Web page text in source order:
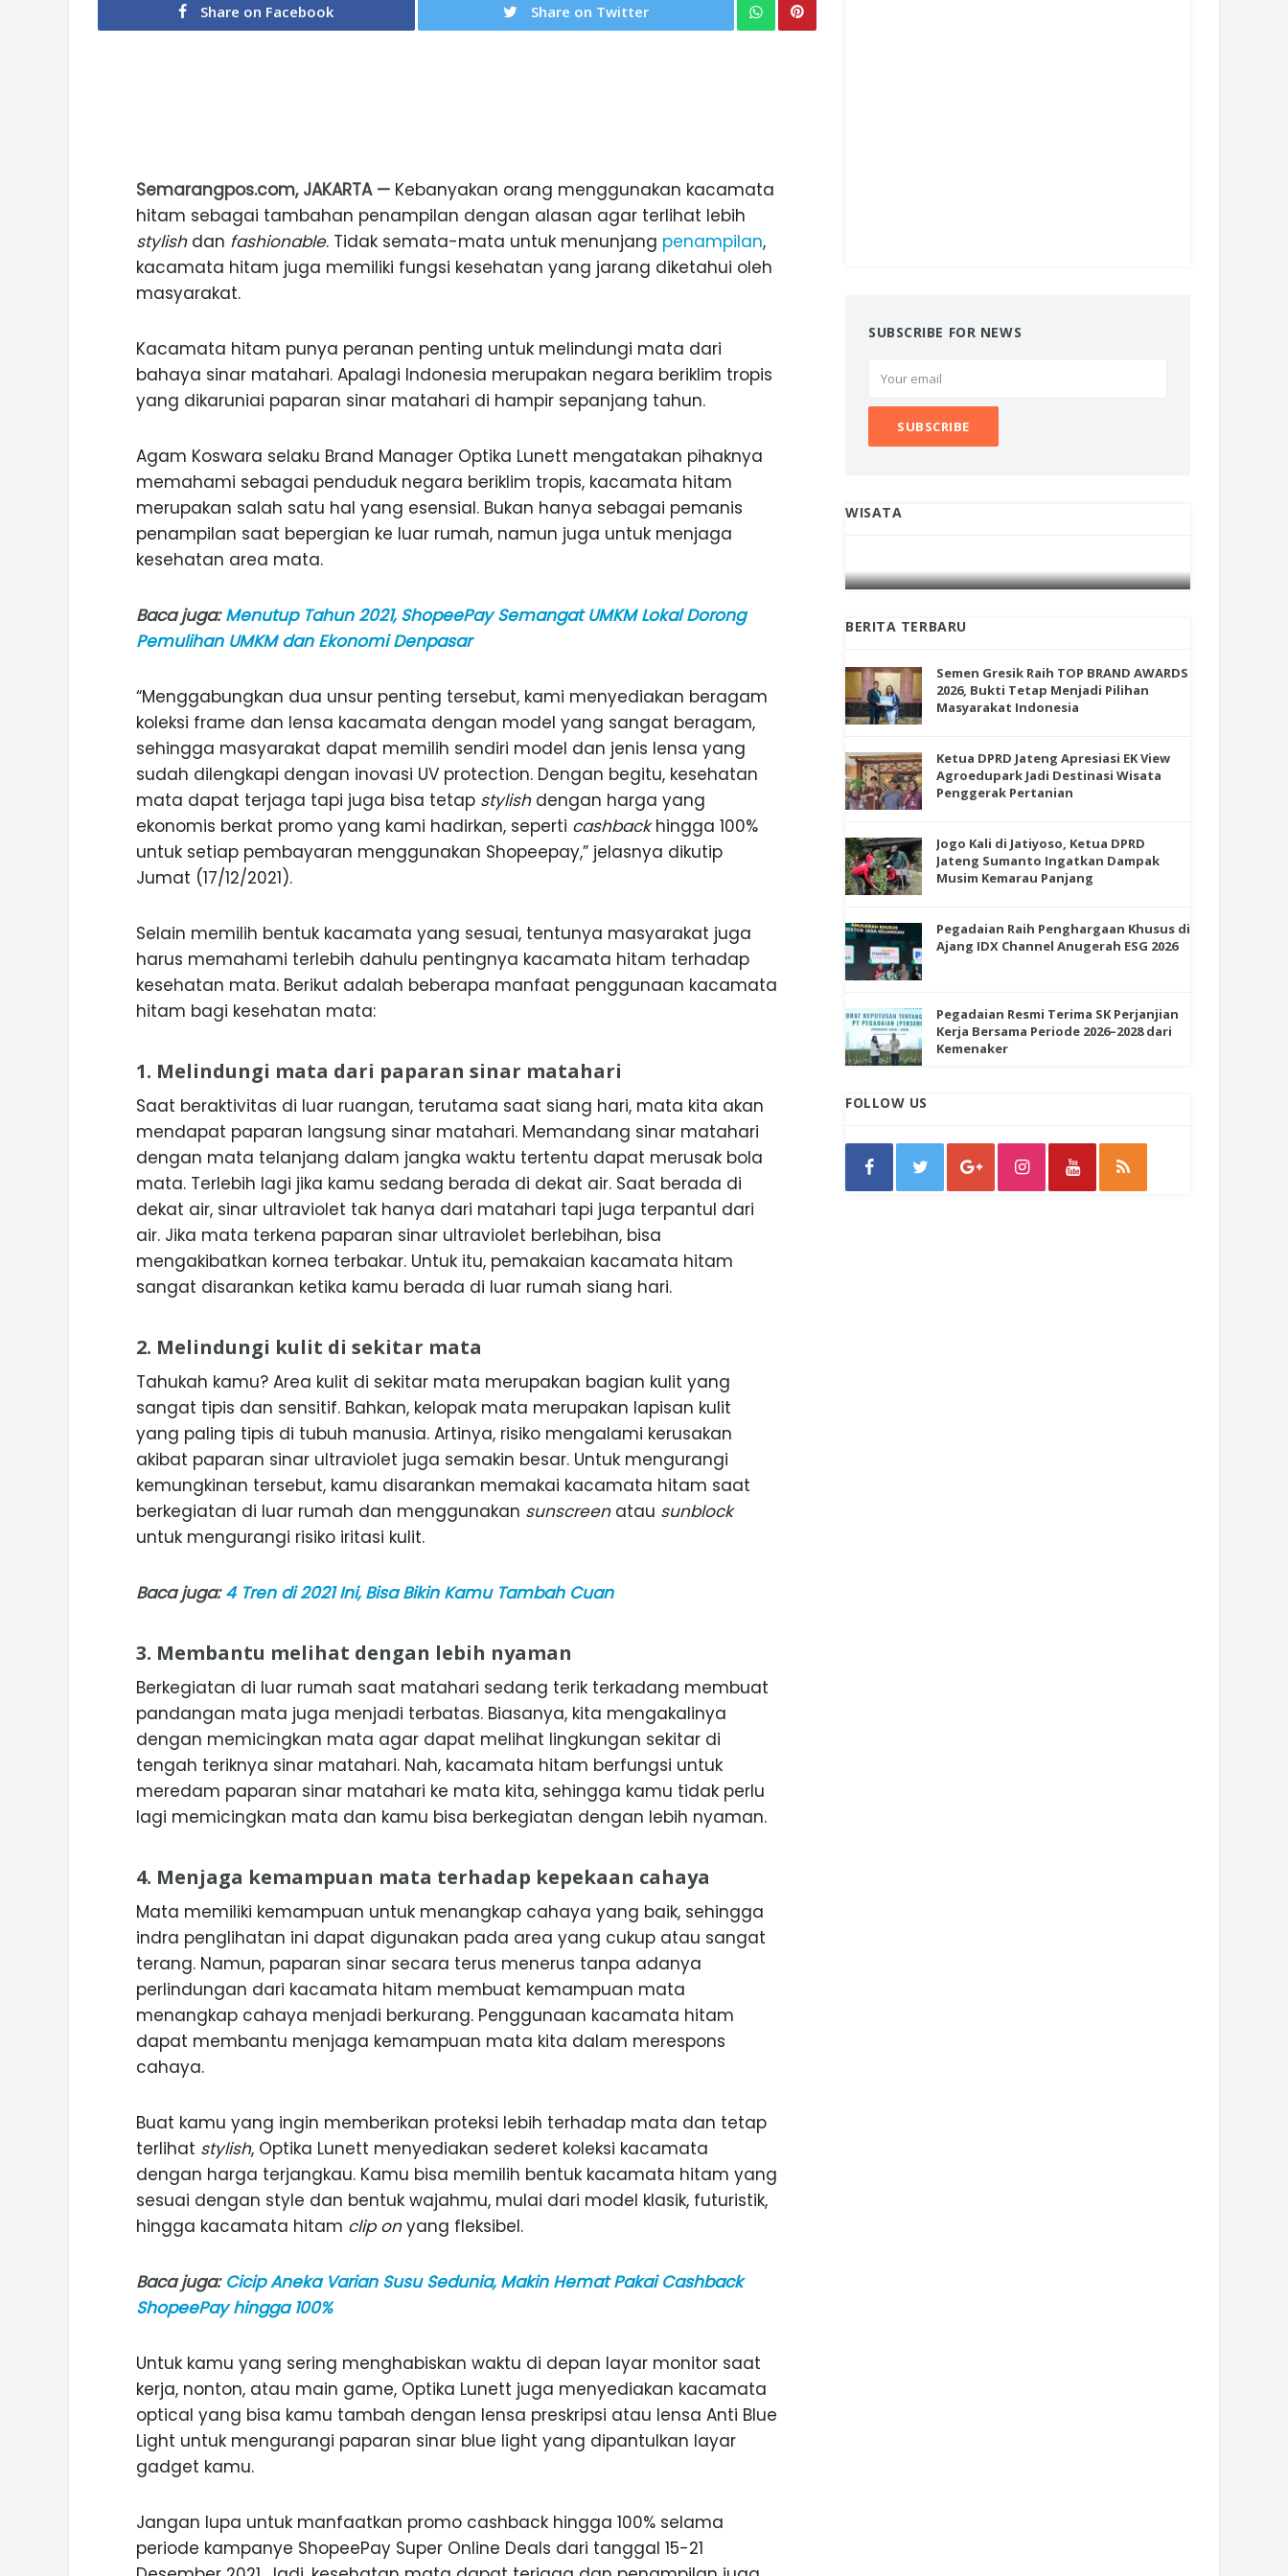
Share on Facebook Share on Twitter
Semarangpos.com, JAKARTA — Kebanyakan orang menggunakan kacamata
hitam sebagai tambahan penampilan dengan alasan agar terlihat lebih
stylishdan fashionable. Tidak semata-mata untuk menunjang penampilan,
kacamata hitam juga memiliki fungsi kesehatan yang jarang diketahui oleh
masyarakat.
Kacamata hitam punya peranan penting untuk melindungi mata dari
bahaya sinar matahari. Apalagi Indonesia merupakan negara beriklim tropis
yang dikaruniai paparan sinar matahari di hampir sepanjang tahun.
Agam Koswara selaku Brand Manager Optika Lunett mengatakan pihaknya
memahami sebagai penduduk negara beriklim tropis, kacamata hitam
merupakan salah satu hal yang esensial. Bukan hanya sebagai pemanis
penampilan saat bepergian ke luar rumah, namun juga untuk menjaga
kesehatan area mata.
Baca juga:Menutup Tahun 2021, ShopeePay Semangat UMKM Lokal Dorong
Pemulihan UMKM dan Ekonomi Denpasar
“Menggabungkan dua unsur penting tersebut, kami menyediakan beragam
koleksi frame dan lensa kacamata dengan model yang sangat beragam,
sehingga masyarakat dapat memilih sendiri model dan jenis lensa yang
sudah dilengkapi dengan inovasi UV protection. Dengan begitu, kesehatan
mata dapat terjaga tapi juga bisa tetap stylishdengan harga yang
ekonomis berkat promo yang kami hadirkan, seperti cashbackhingga 100%
untuk setiap pembayaran menggunakan Shopeepay,” jelasnya dikutip
Jumat (17/12/2021).
Selain memilih bentuk kacamata yang sesuai, tentunya masyarakat juga
harus memahami terlebih dahulu pentingnya kacamata hitam terhadap
kesehatan mata. Berikut adalah beberapa manfaat penggunaan kacamata
hitam bagi kesehatan mata:
1. Melindungi mata dari paparan sinar matahari
Saat beraktivitas di luar ruangan, terutama saat siang hari, mata kita akan
mendapat paparan langsung sinar matahari. Memandang sinar matahari
dengan mata telanjang dalam jangka waktu tertentu dapat merusak bola
mata. Terlebih lagi jika kamu sedang berada di dekat air. Saat berada di
dekat air, sinar ultraviolet tak hanya dari matahari tapi juga terpantul dari
air. Jika mata terkena paparan sinar ultraviolet berlebihan, bisa
mengakibatkan kornea terbakar. Untuk itu, pemakaian kacamata hitam
sangat disarankan ketika kamu berada di luar rumah siang hari.
2. Melindungi kulit di sekitar mata
Tahukah kamu? Area kulit di sekitar mata merupakan bagian kulit yang
sangat tipis dan sensitif. Bahkan, kelopak mata merupakan lapisan kulit
yang paling tipis di tubuh manusia. Artinya, risiko mengalami kerusakan
akibat paparan sinar ultraviolet juga semakin besar. Untuk mengurangi
kemungkinan tersebut, kamu disarankan memakai kacamata hitam saat
berkegiatan di luar rumah dan menggunakan sunscreenatau sunblock
untuk mengurangi risiko iritasi kulit.
Baca juga:4 Tren di 2021 Ini, Bisa Bikin Kamu Tambah Cuan
3. Membantu melihat dengan lebih nyaman
Berkegiatan di luar rumah saat matahari sedang terik terkadang membuat
pandangan mata juga menjadi terbatas. Biasanya, kita mengakalinya
dengan memicingkan mata agar dapat melihat lingkungan sekitar di
tengah teriknya sinar matahari. Nah, kacamata hitam berfungsi untuk
meredam paparan sinar matahari ke mata kita, sehingga kamu tidak perlu
lagi memicingkan mata dan kamu bisa berkegiatan dengan lebih nyaman.
4. Menjaga kemampuan mata terhadap kepekaan cahaya
Mata memiliki kemampuan untuk menangkap cahaya yang baik, sehingga
indra penglihatan ini dapat digunakan pada area yang cukup atau sangat
terang. Namun, paparan sinar secara terus menerus tanpa adanya
perlindungan dari kacamata hitam membuat kemampuan mata
menangkap cahaya menjadi berkurang. Penggunaan kacamata hitam
dapat membantu menjaga kemampuan mata kita dalam merespons
cahaya.
Buat kamu yang ingin memberikan proteksi lebih terhadap mata dan tetap
terlihat stylish, Optika Lunett menyediakan sederet koleksi kacamata
dengan harga terjangkau. Kamu bisa memilih bentuk kacamata hitam yang
sesuai dengan style dan bentuk wajahmu, mulai dari model klasik, futuristik,
hingga kacamata hitam clip onyang fleksibel.
Baca juga: Cicip Aneka Varian Susu Sedunia, Makin Hemat Pakai Cashback
ShopeePay hingga 100%
Untuk kamu yang sering menghabiskan waktu di depan layar monitor saat
kerja, nonton, atau main game, Optika Lunett juga menyediakan kacamata
optical yang bisa kamu tambah dengan lensa preskripsi atau lensa Anti Blue
Light untuk mengurangi paparan sinar blue light yang dipantulkan layar
gadget kamu.
Jangan lupa untuk manfaatkan promo cashback hingga 100% selama
periode kampanye ShopeePay Super Online Deals dari tanggal 15-21
SUBSCRIBE FOR NEWS
WISATA
INI CARA UMAT KRISTIANI SALATIGA
JAGA KERUKUNAN SAMBUT NATAL
INI CARA UMAT KRISTIANI SALATIGA
BERITA TERBARU
Semen Gresik Raih TOP BRAND AWARDS
2026, Bukti Tetap Menjadi Pilihan
Masyarakat Indonesia
Ketua DPRD Jateng Apresiasi EK View
Agroedupark Jadi Destinasi Wisata
Penggerak Pertanian
Jogo Kali di Jatiyoso, Ketua DPRD
Jateng Sumanto Ingatkan Dampak
Musim Kemarau Panjang
Pegadaian Raih Penghargaan Khusus di
Ajang IDX Channel Anugerah ESG 2026
Pegadaian Resmi Terima SK Perjanjian
Kerja Bersama Periode 2026–2028 dari
Kemenaker
FOLLOW US